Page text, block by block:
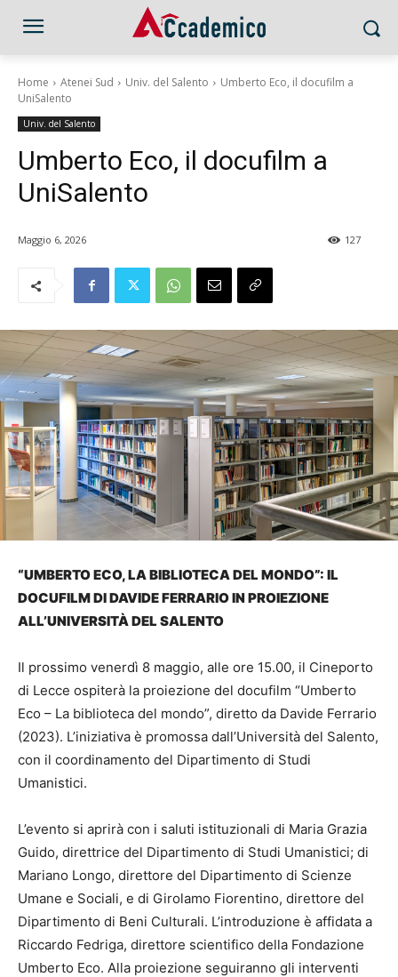
Home Atenei Sud Univ. del Salento
Umberto Eco, il docufilm a
UniSalento
Univ. del Salento
Umberto Eco, il docufilm a
UniSalento
Maggio 6, 2026 127
“UMBERTO ECO, LA BIBLIOTECA DEL MONDO”: IL
DOCUFILM DI DAVIDE FERRARIO IN PROIEZIONE
ALL’UNIVERSITÀ DEL SALENTO
Il prossimo venerdì 8 maggio, alle ore 15.00, il Cineporto
di Lecce ospiterà la proiezione del docufilm “Umberto
Eco – La biblioteca del mondo”, diretto da Davide Ferrario
(2023). L’iniziativa è promossa dall’Università del Salento,
con il coordinamento del Dipartimento di Studi
Umanistici.
L’evento si aprirà con i saluti istituzionali di Maria Grazia
Guido, direttrice del Dipartimento di Studi Umanistici; di
Mariano Longo, direttore del Dipartimento di Scienze
Umane e Sociali, e di Girolamo Fiorentino, direttore del
Dipartimento di Beni Culturali. L’introduzione è affidata a
Riccardo Fedriga, direttore scientifico della Fondazione
Umberto Eco. Alla proiezione seguiranno gli interventi